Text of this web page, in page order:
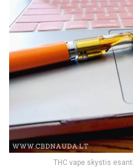
THC vape skystis